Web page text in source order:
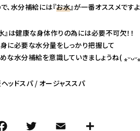
、水分補給には『お水』が一番オススメです
』は健康な身体作りの為には必要不可欠！！
に必要な水分量をしっかり把握して
な水分補給を意識していきましょうね(
ッドスパ / オージャススパ